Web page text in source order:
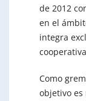
de 2012
en el
integra
Como
objetivo